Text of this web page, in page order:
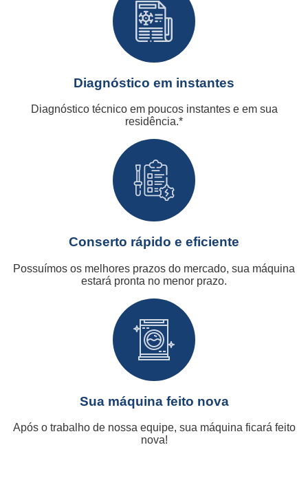
Diagnóstico em instantes
Diagnóstico técnico em poucos instantes e em sua
residência.*
Conserto rápido e eficiente
Possuímos os melhores prazos do mercado, sua máquina
estará pronta no menor prazo.
Sua máquina feito nova
Após o trabalho de nossa equipe, sua máquina ficará feito
nova!